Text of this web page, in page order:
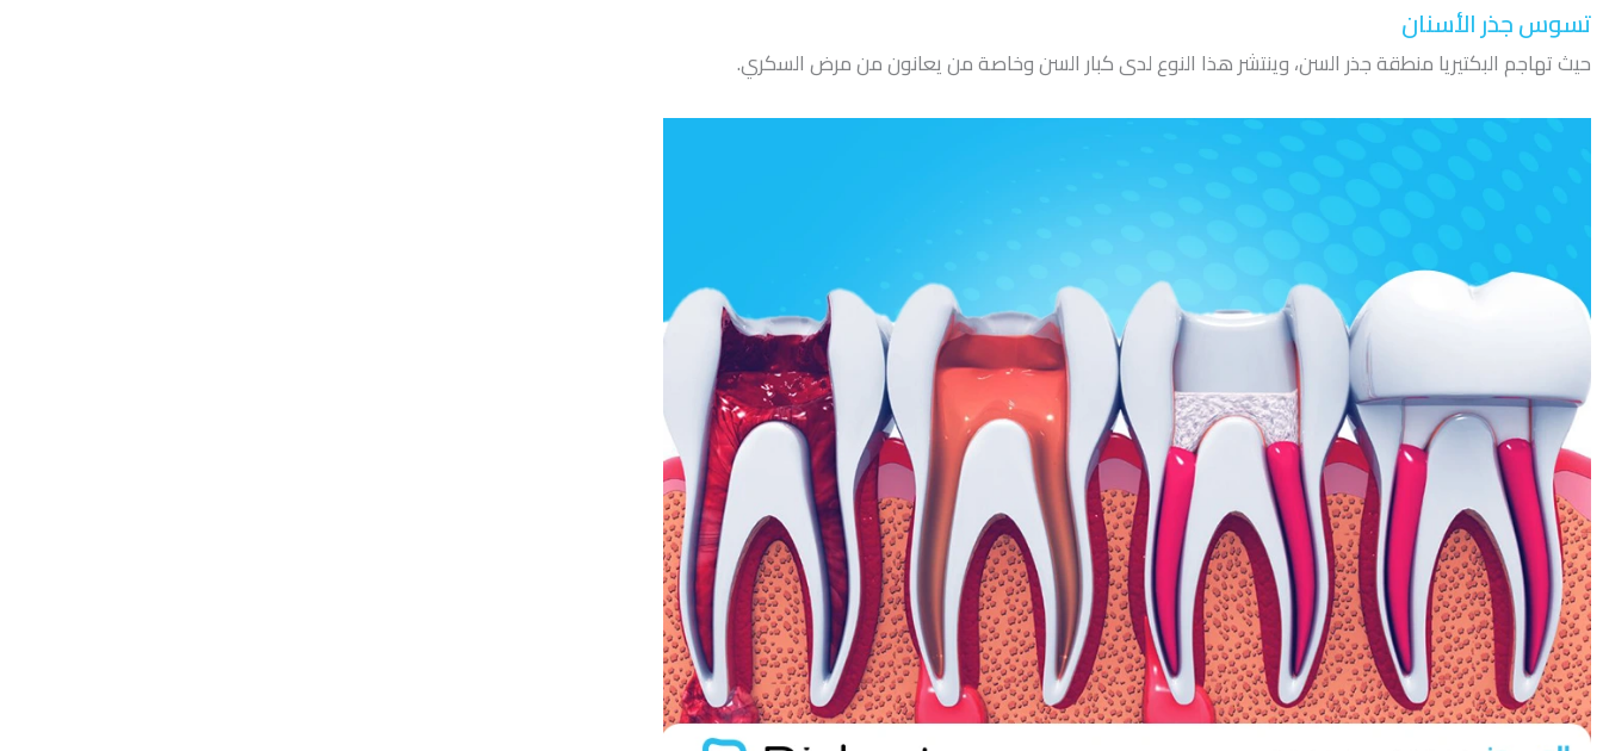
تسوس جذر الأسنان
حيث تهاجم البكتيريا منطقة جذر السن، وينتشر هذا النوع لدى كبار السن وخاصة من يعانون من مرض السكري.